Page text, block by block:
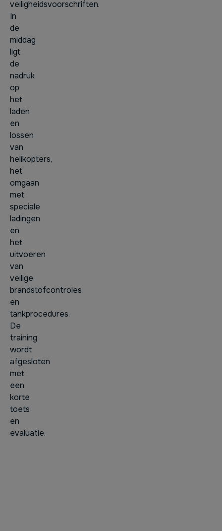
veiligheidsvoorschriften.
In
de
middag
ligt
de
nadruk
op
het
laden
en
lossen
van
helikopters,
het
omgaan
met
speciale
ladingen
en
het
uitvoeren
van
veilige
brandstofcontroles
en
tankprocedures.
De
training
wordt
afgesloten
met
een
korte
toets
en
evaluatie.